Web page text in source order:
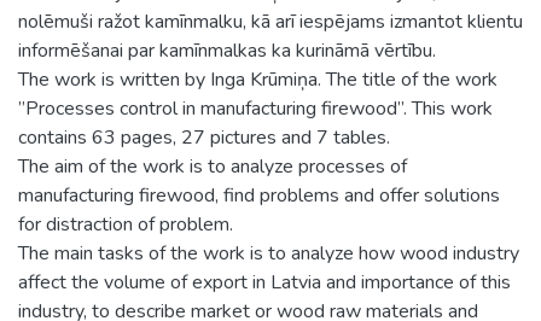
nolēmuši ražot kamīnmalku, kā arī iespējams izmantot klientu
informēšanai par kamīnmalkas ka kurināmā vērtību.
The work is written by Inga Krūmiņa. The title of the work
”Processes control in manufacturing firewood”. This work
contains 63 pages, 27 pictures and 7 tables.
The aim of the work is to analyze processes of
manufacturing firewood, find problems and offer solutions
for distraction of problem.
The main tasks of the work is to analyze how wood industry
affect the volume of export in Latvia and importance of this
industry, to describe market or wood raw materials and